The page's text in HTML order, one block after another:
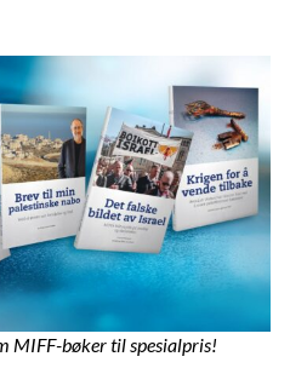
MIFF-bøker til spesialpris!